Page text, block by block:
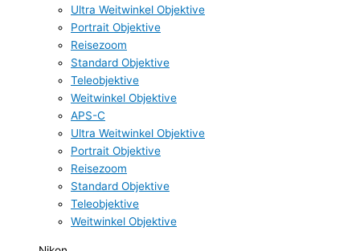
Ultra Weitwinkel Objektive
Portrait Objektive
Reisezoom
Standard Objektive
Teleobjektive
Weitwinkel Objektive
APS-C
Ultra Weitwinkel Objektive
Portrait Objektive
Reisezoom
Standard Objektive
Teleobjektive
Weitwinkel Objektive